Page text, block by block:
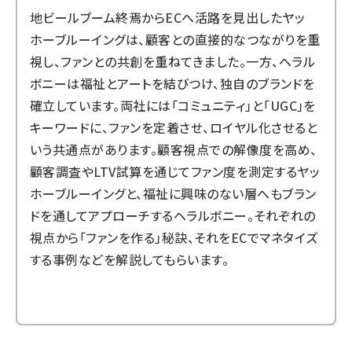
地ビールブーム終焉からECへ活路を見出したヤッ
ホーブルーイングは、顧客との直接的なつながりを重
視し、ファンとの共創を重ねてきました。一方、ヘラル
ボニーは福祉とアートを結びつけ、独自のブランドを
確立しています。両社には「コミュニティ」と「UGC」を
キーワードに、ファンを定着させ、ロイヤル化させると
いう共通点があります。顧客視点での解像度を高め、
顧客調査やLTV試算を通じてファン度を測定するヤッ
ホーブルーイングと、福祉に興味のない層へもブラン
ドを通してアプローチするヘラルボニー。それぞれの
視点から「ファンを作る」秘訣、それをECでマネタイズ
する事例などを解説してもらいます。